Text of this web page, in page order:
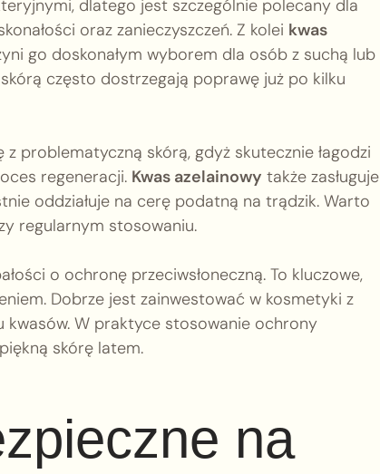
dlatego jest szczególnie polecany dla
oraz zanieczyszczeń. Z kolei kwas
go doskonałym wyborem dla osób z suchą lub
często dostrzegają poprawę już po kilku
problematyczną skórą, gdyż skutecznie łagodzi
regeneracji. Kwas azelainowy także zasługuje
oddziałuje na cerę podatną na trądzik. Warto
regularnym stosowaniu.
o ochronę przeciwsłoneczną. To kluczowe,
Dobrze jest zainwestować w kosmetyki z
kwasów. W praktyce stosowanie ochrony
skórę latem.
na